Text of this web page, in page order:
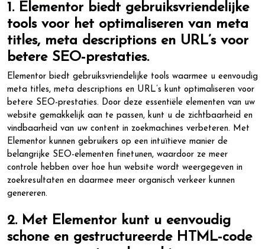
1. Elementor biedt gebruiksvriendelijke
tools voor het optimaliseren van meta
titles, meta descriptions en URL’s voor
betere SEO-prestaties.
Elementor biedt gebruiksvriendelijke tools waarmee u eenvoudig
meta titles, meta descriptions en URL’s kunt optimaliseren voor
betere SEO-prestaties. Door deze essentiële elementen van uw
website gemakkelijk aan te passen, kunt u de zichtbaarheid en
vindbaarheid van uw content in zoekmachines verbeteren. Met
Elementor kunnen gebruikers op een intuïtieve manier de
belangrijke SEO-elementen finetunen, waardoor ze meer
controle hebben over hoe hun website wordt weergegeven in
zoekresultaten en daarmee meer organisch verkeer kunnen
genereren.
2. Met Elementor kunt u eenvoudig
schone en gestructureerde HTML-code